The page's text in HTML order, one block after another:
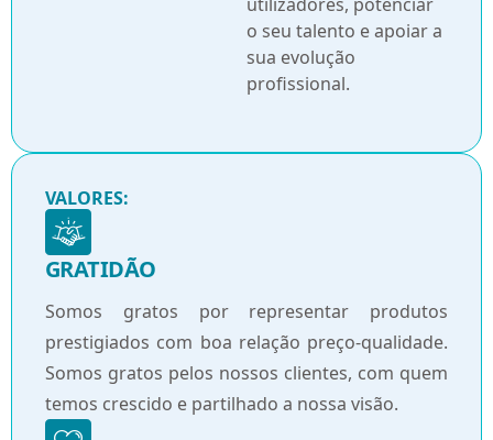
o seu talento e apoiar a
sua evolução
profissional.
VALORES:
GRATIDÃO
Somos gratos por representar produtos
prestigiados com boa relação preço-qualidade.
Somos gratos pelos nossos clientes, com quem
temos crescido e partilhado a nossa visão.